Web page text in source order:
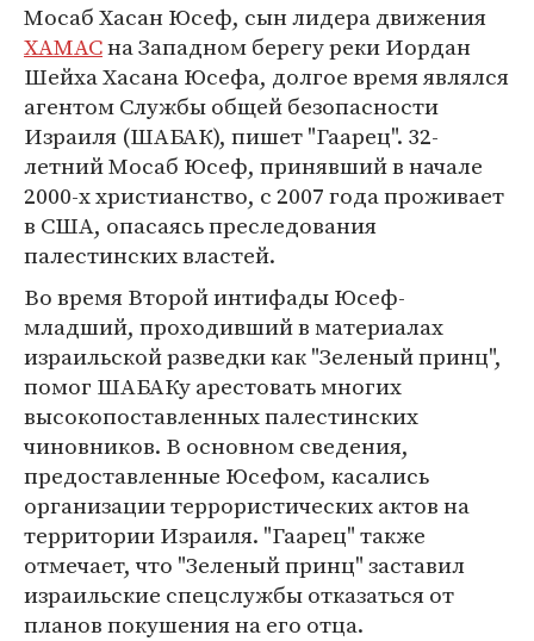
Мосаб Хасан Юсеф, сын лидера движения
ХАМАСна Западном берегу реки Иордан
Шейха Хасана Юсефа, долгое время являлся
агентом Службы общей безопасности
Израиля (ШАБАК), пишет "Гаарец". 32-
летний Мосаб Юсеф, принявший в начале
2000-х христианство, с 2007 года проживает
в США, опасаясь преследования
палестинских властей.
Во время Второй интифады Юсеф-
младший, проходивший в материалах
израильской разведки как "Зеленый принц",
помог ШАБАКу арестовать многих
высокопоставленных палестинских
чиновников. В основном сведения,
предоставленные Юсефом, касались
организации террористических актов на
территории Израиля. "Гаарец" также
отмечает, что "Зеленый принц" заставил
израильские спецслужбы отказаться от
планов покушения на его отца.